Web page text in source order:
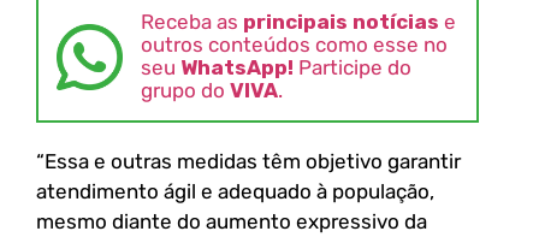
Receba as principais notícias e
outros conteúdos como esse no
seu WhatsApp! Participe do
grupo do VIVA.
“Essa e outras medidas têm objetivo garantir
atendimento ágil e adequado à população,
mesmo diante do aumento expressivo da